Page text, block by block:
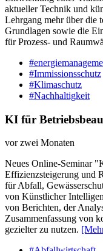
aktueller Technik und
Lehrgang mehr über die
Grundlagen sowie die
für Prozess- und
#Immissionsschutz
#Klimaschutz
#Nachhaltigkeit
KI für
vor zwei Monaten
Neues Online-Seminar
Effizienzsteigerung und
für Abfall,
von Künstlicher
von Berichten, der
Zusammenfassung von
gezielter zu nutzen.